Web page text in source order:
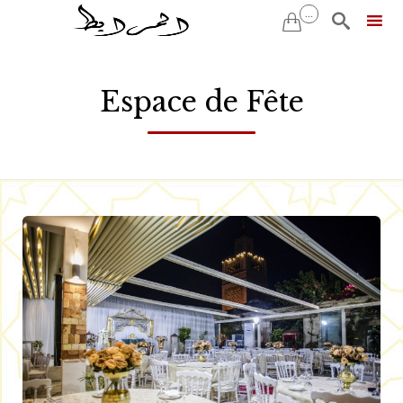
 ... 
content
Espace de Fête